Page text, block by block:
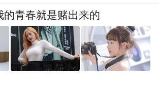
的青春就是赌出来的